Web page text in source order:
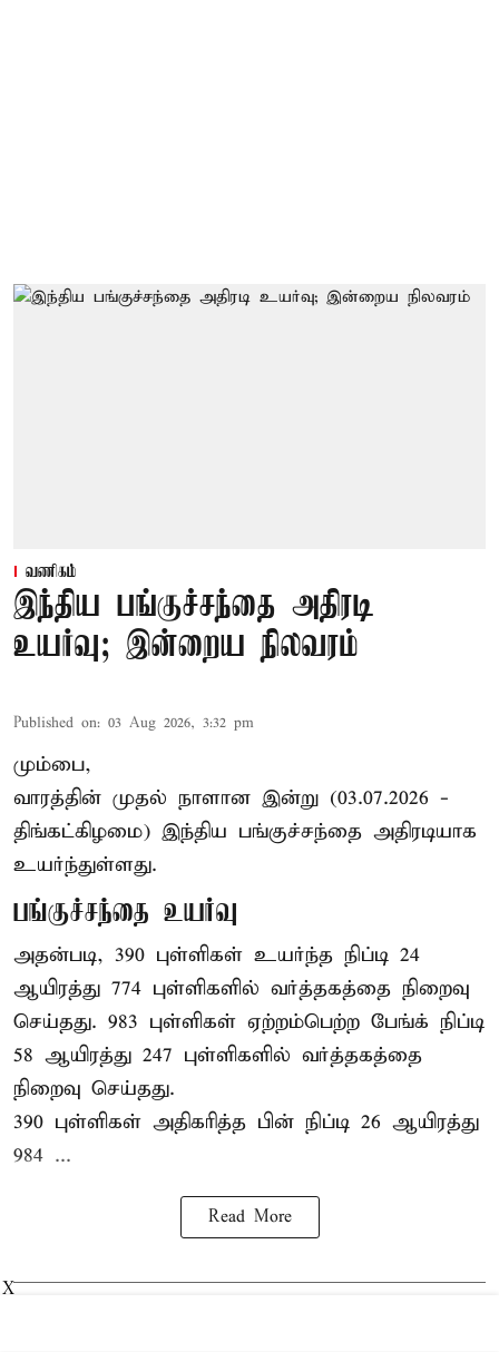
வணிகம்
இந்திய பங்குச்சந்தை அதிரடி
உயர்வு; இன்றைய நிலவரம்
Published on: 03 Aug 2026, 3:32 pm
மும்பை,
வாரத்தின் முதல் நாளான இன்று (03.07.2026 -
திங்கட்கிழமை) இந்திய பங்குச்சந்தை அதிரடியாக
உயர்ந்துள்ளது.
பங்குச்சந்தை உயர்வு
அதன்படி, 390 புள்ளிகள் உயர்ந்த நிப்டி 24
ஆயிரத்து 774 புள்ளிகளில் வர்த்தகத்தை நிறைவு
செய்தது. 983 புள்ளிகள் ஏற்றம்பெற்ற பேங்க் நிப்டி
58 ஆயிரத்து 247 புள்ளிகளில் வர்த்தகத்தை
நிறைவு செய்தது.
390 புள்ளிகள் அதிகரித்த பின் நிப்டி 26 ஆயிரத்து
984 ...
Read More
X